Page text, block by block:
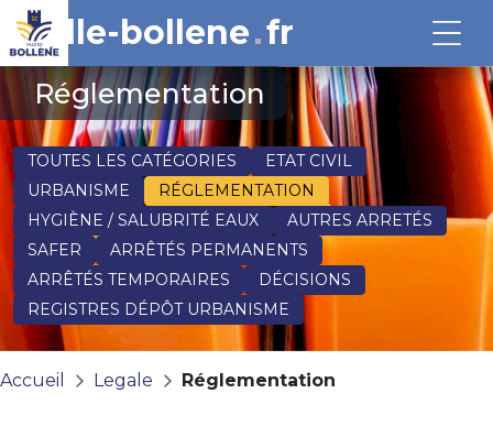
ville-bollene fr
Réglementation
TOUTES LES CATÉGORIES
ETAT CIVIL
URBANISME
RÉGLEMENTATION
HYGIÈNE / SALUBRITÉ EAUX
AUTRES ARRETÉS
SAFER
ARRÊTÉS PERMANENTS
ARRÊTÉS TEMPORAIRES
DÉCISIONS
REGISTRES DÉPÔT URBANISME
Accueil Legale Réglementation